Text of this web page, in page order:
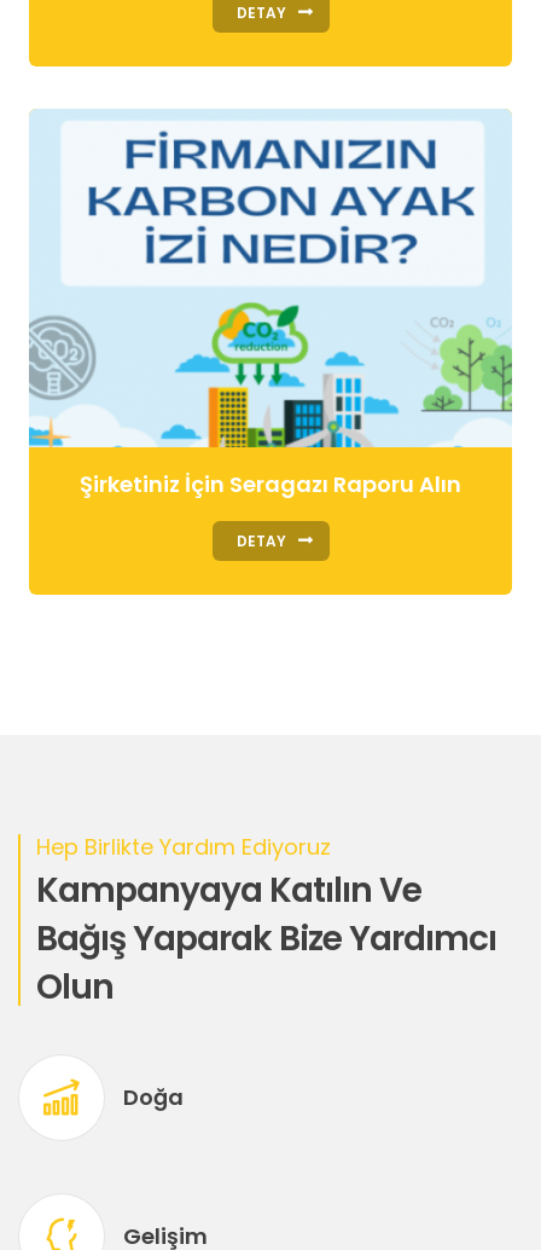
DETAY
Şirketiniz İçin Seragazı Raporu Alın
DETAY
Hep Birlikte Yardım Ediyoruz
Kampanyaya Katılın Ve
Bağış Yaparak Bize Yardımcı
Olun
Doğa
Gelişim